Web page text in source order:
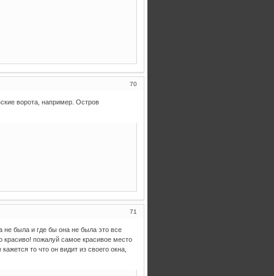
70
ворота, например. Остров
71
не была и где бы она не была это все
красиво! пожалуй самое красивое место
то что он видит из своего окна,